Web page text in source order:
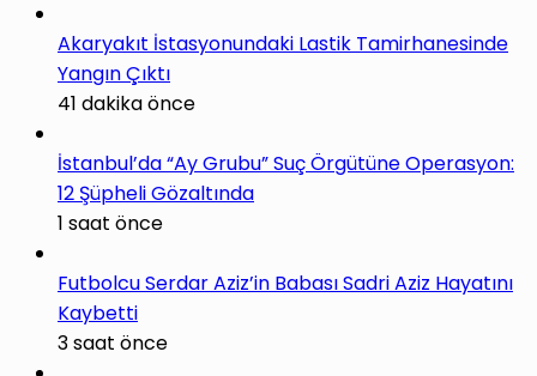
Akaryakıt İstasyonundaki Lastik Tamirhanesinde
Yangın Çıktı
41 dakika önce
İstanbul’da “Ay Grubu” Suç Örgütüne Operasyon:
12 Şüpheli Gözaltında
1 saat önce
Futbolcu Serdar Aziz’in Babası Sadri Aziz Hayatını
Kaybetti
3 saat önce